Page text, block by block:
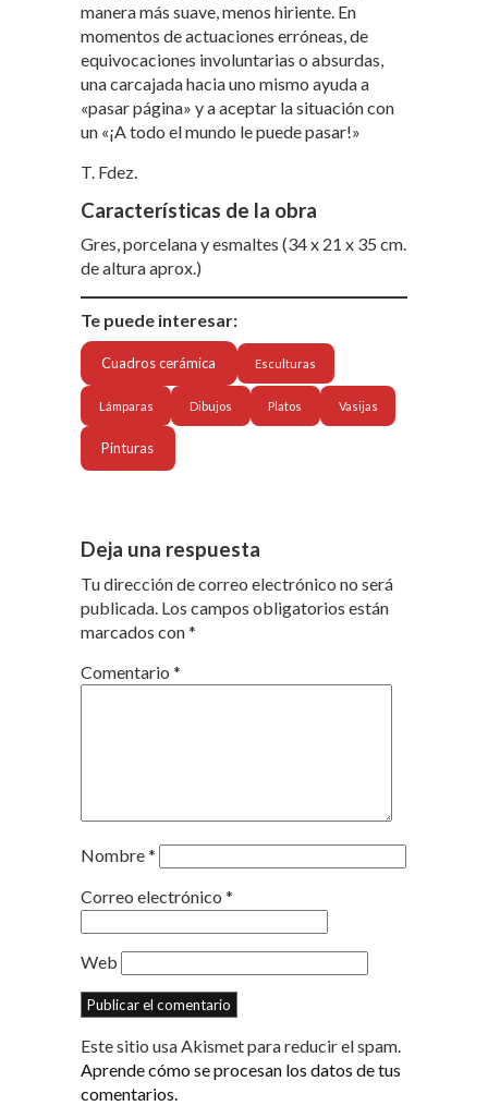
manera más suave, menos hiriente. En
momentos de actuaciones erróneas, de
equivocaciones involuntarias o absurdas,
una carcajada hacia uno mismo ayuda a
«pasar página» y a aceptar la situación con
un «¡A todo el mundo le puede pasar!»
T. Fdez.
Características de la obra
Gres, porcelana y esmaltes (34 x 21 x 35 cm.
de altura aprox.)
Te puede interesar:
Cuadros cerámica Esculturas
Lámparas Dibujos Platos Vasijas
Pinturas
Deja una respuesta
Tu dirección de correo electrónico no será
publicada. Los campos obligatorios están
marcados con*
Comentario *
Nombre*
Correo electrónico *
Web
Este sitio usa Akismet para reducir el spam.
Aprende cómo se procesan los datos de tus
comentarios.